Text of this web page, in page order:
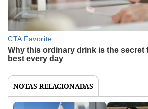
NOTAS RELACIONADAS